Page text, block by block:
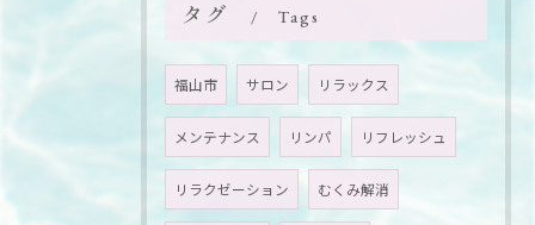
タグ Tags
福山市 サロン リラックス
メンテナンス リンパ リフレッシュ
リラクゼーション むくみ解消